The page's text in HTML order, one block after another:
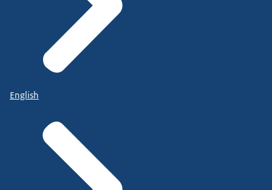
English